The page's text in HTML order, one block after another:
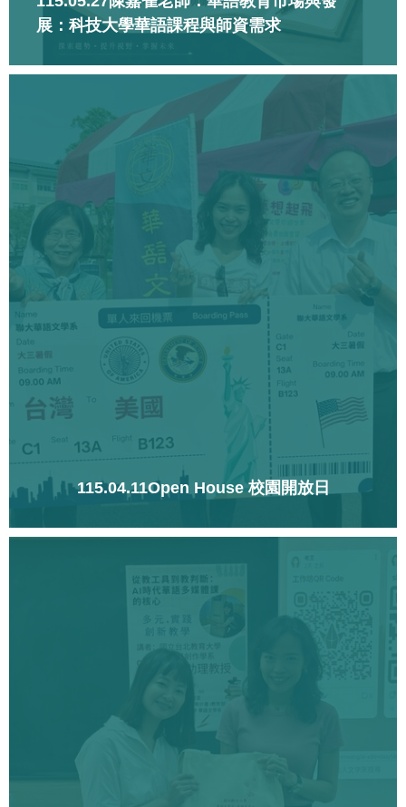
展：科技大學華語課程與師資需求
115.04.11Open House 校園開放日